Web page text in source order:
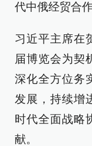
代中俄经贸合
习近平主席在
届博览会为契
深化全方位务
发展，持续增
时代全面战略
献。